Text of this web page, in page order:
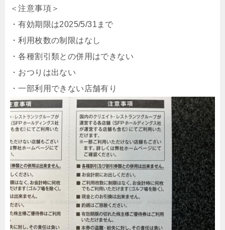
＜注意事項＞
・有効期限は2025/5/31まで
・利用枚数の制限はなし
・各種割引類との併用はできない
・おつりは出ない
・一部利用できない店舗有り